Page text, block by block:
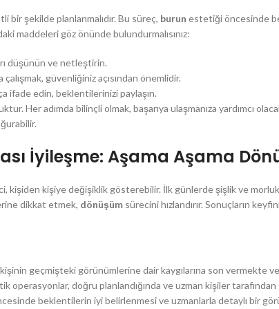
bir şekilde planlanmalıdır. Bu süreç, burun estetiği öncesinde
maddeleri göz önünde bulundurmalısınız:
düşünün ve netleştirin.
güvenliğiniz açısından önemlidir.
ifade edin, beklentilerinizi paylaşın.
Her adımda bilinçli olmak, başarıya ulaşmanıza yardımcı
İyileşme: Aşama Aşama
kişiden kişiye değişiklik gösterebilir. İlk günlerde şişlik ve
dikkat etmek, dönüşüm sürecini hızlandırır. Sonuçların
geçmişteki görünümlerine dair kaygılarına son vermekte
operasyonlar, doğru planlandığında ve uzman kişiler
beklentilerin iyi belirlenmesi ve uzmanlarla detaylı bir